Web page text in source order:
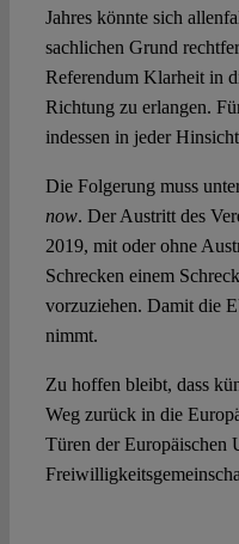
Jahres könnte sich
sachlichen Grund
Referendum Klarheit in
Richtung zu erlangen.
indessen in jeder
Die Folgerung muss
now. Der Austritt des
2019, mit oder ohne
Schrecken einem
vorzuziehen. Damit die
nimmt.
Zu hoffen bleibt, dass
Weg zurück in die
Türen der Europäischen